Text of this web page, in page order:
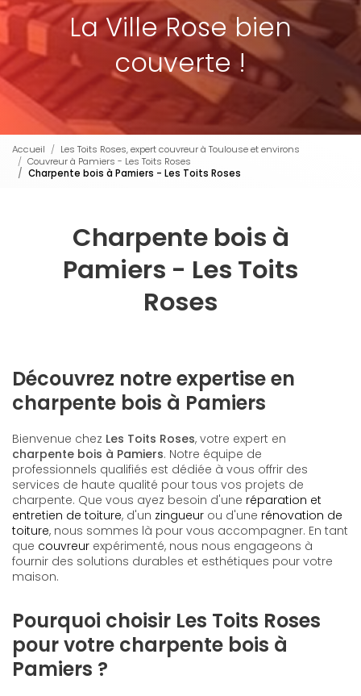
La Ville Rose bien
couverte !
Accueil
Les Toits Roses, expert couvreur à Toulouse et environs
Couvreur à Pamiers - Les Toits Roses
Charpente bois à Pamiers - Les Toits Roses
Charpente bois à
Pamiers - Les Toits
Roses
Découvrez notre expertise en
charpente bois à Pamiers
Bienvenue chez Les Toits Roses, votre expert en
charpente bois à Pamiers. Notre équipe de
professionnels qualifiés est dédiée à vous offrir des
services de haute qualité pour tous vos projets de
charpente. Que vous ayez besoin d'une réparation et
entretien de toiture, d'un zingueur ou d'une rénovation de
toiture, nous sommes là pour vous accompagner. En tant
que couvreur expérimenté, nous nous engageons à
fournir des solutions durables et esthétiques pour votre
maison.
Pourquoi choisir Les Toits Roses
pour votre charpente bois à
Pamiers ?